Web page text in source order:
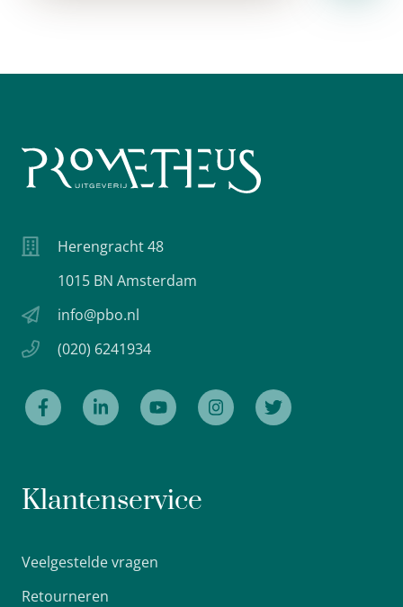
Herengracht 48
1015 BN Amsterdam
info@pbo.nl
(020) 6241934
Klantenservice
Veelgestelde vragen
Retourneren